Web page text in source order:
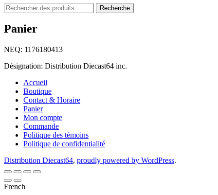
Rechercher
:
Recherche
Panier
NEQ: 1176180413
Désignation: Distribution Diecast64 inc.
Accueil
Boutique
Contact & Horaire
Panier
Mon compte
Commande
Politique des témoins
Politique de confidentialité
Distribution Diecast64, proudly powered by WordPress.
French